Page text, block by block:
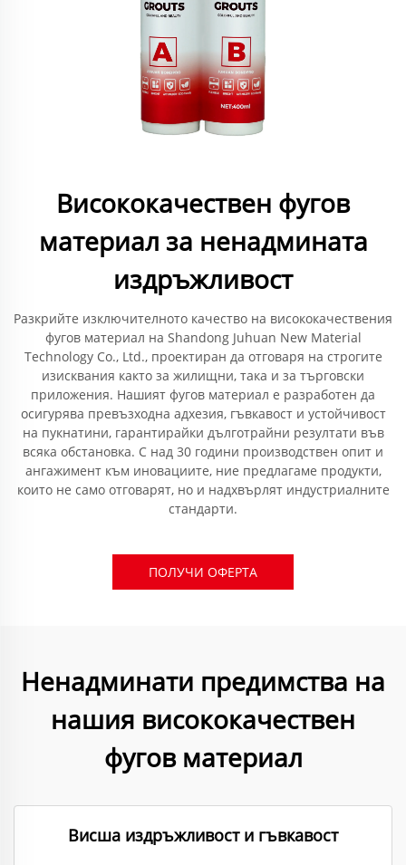
Висококачествен фугов
материал за ненадмината
издръжливост
Разкрийте изключителното качество на висококачествения
фугов материал на Shandong Juhuan New Material
Technology Co., Ltd., проектиран да отговаря на строгите
изисквания както за жилищни, така и за търговски
приложения. Нашият фугов материал е разработен да
осигурява превъзходна адхезия, гъвкавост и устойчивост
на пукнатини, гарантирайки дълготрайни резултати във
всяка обстановка. С над 30 години производствен опит и
ангажимент към иновациите, ние предлагаме продукти,
които не само отговарят, но и надхвърлят индустриалните
стандарти.
ПОЛУЧИ ОФЕРТА
Ненадминати предимства на
нашия висококачествен
фугов материал
Висша издръжливост и гъвкавост